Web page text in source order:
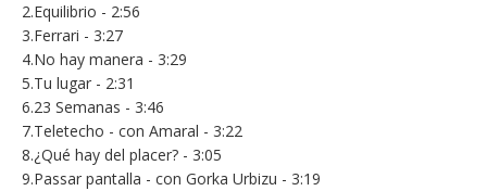
2.Equilibrio - 2:56
3.Ferrari - 3:27
4.No hay manera - 3:29
5.Tu lugar - 2:31
6.23 Semanas - 3:46
7.Teletecho - con Amaral - 3:22
8.¿Qué hay del placer? - 3:05
9.Passar pantalla - con Gorka Urbizu - 3:19